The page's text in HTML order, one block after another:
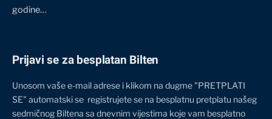
godine…
Prijavi se za besplatan Bilten
Unosom vaše e-mail adrese i klikom na dugme "PRETPLATI
SE" automatski se registrujete se na besplatnu pretplatu našeg
sedmičnog Biltena sa dnevnim vijestima koje vam besplatno